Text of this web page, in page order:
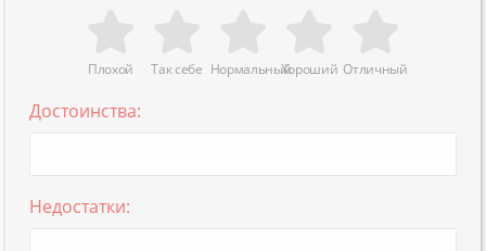
Плохой Так себе НормальныйХороший Отличный
Достоинства:
Недостатки: